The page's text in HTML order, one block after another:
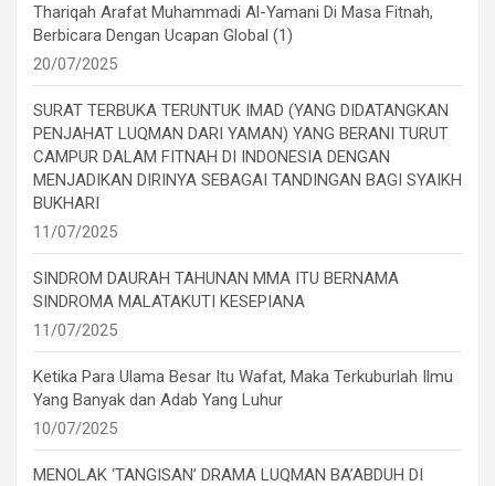
Thariqah Arafat Muhammadi Al-Yamani Di Masa Fitnah,
Berbicara Dengan Ucapan Global (1)
20/07/2025
SURAT TERBUKA TERUNTUK IMAD (YANG DIDATANGKAN
PENJAHAT LUQMAN DARI YAMAN) YANG BERANI TURUT
CAMPUR DALAM FITNAH DI INDONESIA DENGAN
MENJADIKAN DIRINYA SEBAGAI TANDINGAN BAGI SYAIKH
BUKHARI
11/07/2025
SINDROM DAURAH TAHUNAN MMA ITU BERNAMA
SINDROMA MALATAKUTI KESEPIANA
11/07/2025
Ketika Para Ulama Besar Itu Wafat, Maka Terkuburlah Ilmu
Yang Banyak dan Adab Yang Luhur
10/07/2025
MENOLAK ‘TANGISAN’ DRAMA LUQMAN BA’ABDUH DI